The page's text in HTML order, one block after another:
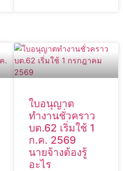
ใบอนุญาต
ทำงานชั่วคราว
บต.62 เริ่มใช้ 1
ก.ค. 2569
นายจ้างต้องรู้
อะไร